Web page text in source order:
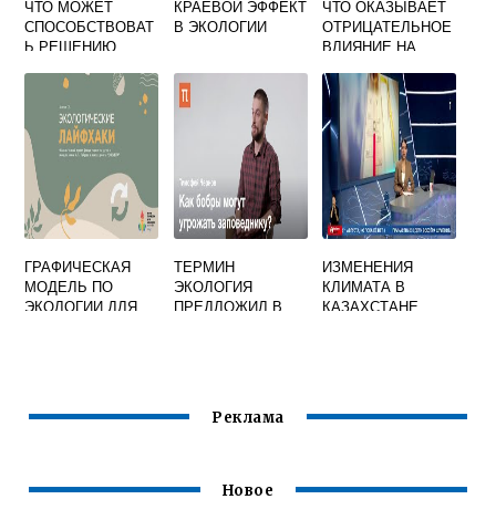
ЧТО МОЖЕТ
СПОСОБСТВОВАТ
Ь РЕШЕНИЮ
ЗАГРЯЗНЕНИЯ
ОКРУЖАЮЩЕЙ
СРЕДЫ
ЗАВОДАМИ
КРАЕВОЙ ЭФФЕКТ
В ЭКОЛОГИИ
ЧТО ОКАЗЫВАЕТ
ОТРИЦАТЕЛЬНОЕ
ВЛИЯНИЕ НА
ОЗЕРА
ЗАПИШИТЕ
ОТВЕТ
ГРАФИЧЕСКАЯ
МОДЕЛЬ ПО
ЭКОЛОГИИ ДЛЯ
ТЕРМИН
ЭКОЛОГИЯ
ПРЕДЛОЖИЛ В
ИЗМЕНЕНИЯ
КЛИМАТА В
КАЗАХСТАНЕ
Реклама
Новое